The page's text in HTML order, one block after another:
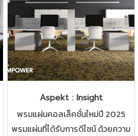
ผลิตภัณฑ์พรมจาก Carpetsinter
Aspekt : Insight
พรมแผ่นคอลเล็คชั่นใหม่ปี 2025
พรมแผ่นที่ได้รับการดีไซน์ ด้วยความ